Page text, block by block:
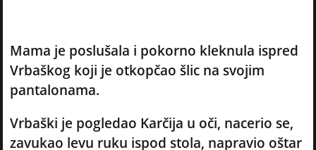
Mama je poslušala i pokorno kleknula ispred
Vrbaškog koji je otkopčao šlic na svojim
pantalonama.
Vrbaški je pogledao Karčija u oči, nacerio se,
zavukao levu ruku ispod stola, napravio oštar